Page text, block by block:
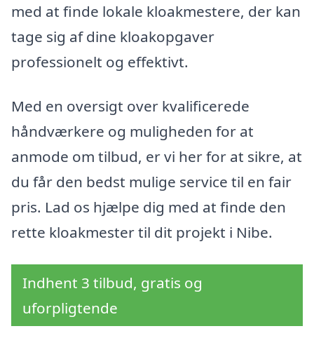
med at finde lokale kloakmestere, der kan
tage sig af dine kloakopgaver
professionelt og effektivt.
Med en oversigt over kvalificerede
håndværkere og muligheden for at
anmode om tilbud, er vi her for at sikre, at
du får den bedst mulige service til en fair
pris. Lad os hjælpe dig med at finde den
rette kloakmester til dit projekt i Nibe.
Indhent 3 tilbud, gratis og
uforpligtende